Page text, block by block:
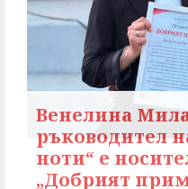
Венелина
ръководител
ноти“ е
„Добрият